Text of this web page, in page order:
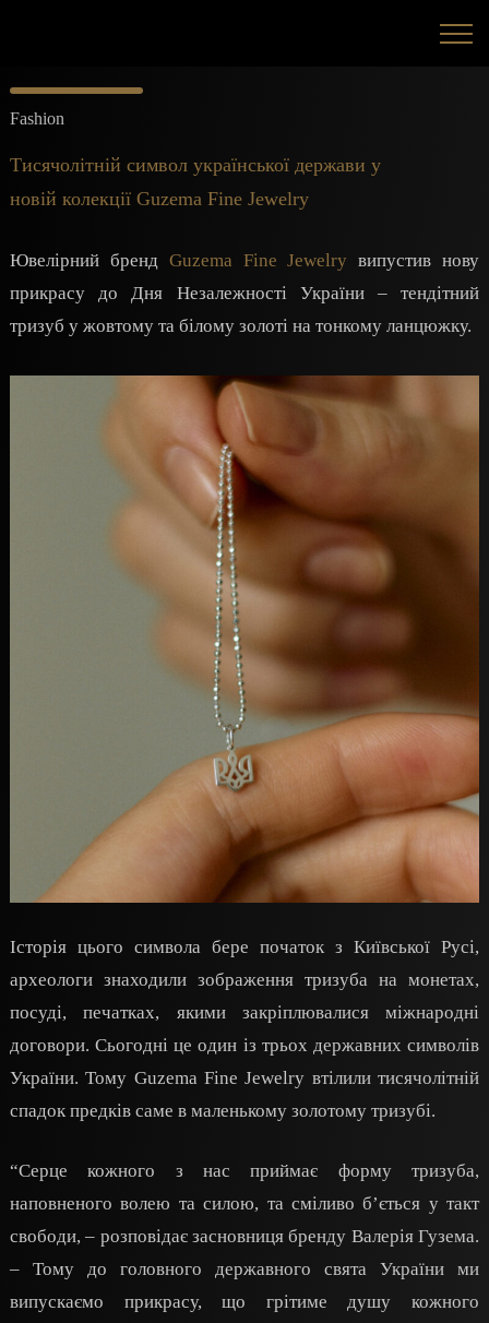
Fashion
Тисячолітній символ української держави у
новій колекції Guzema Fine Jewelry
Ювелірний бренд Guzema Fine Jewelry випустив нову
прикрасу до Дня Незалежності України – тендітний
тризуб у жовтому та білому золоті на тонкому ланцюжку.
Історія цього символа бере початок з Київської Русі,
археологи знаходили зображення тризуба на монетах,
посуді, печатках, якими закріплювалися міжнародні
договори. Сьогодні це один із трьох державних символів
України. Тому Guzema Fine Jewelry втілили тисячолітній
спадок предків саме в маленькому золотому тризубі.
“Серце кожного з нас приймає форму тризуба,
наповненого волею та силою, та сміливо бʼється у такт
свободи, – розповідає засновниця бренду Валерія Гузема.
– Тому до головного державного свята України ми
випускаємо прикрасу, що грітиме душу кожного